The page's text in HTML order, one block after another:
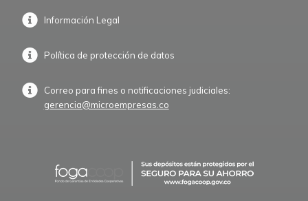
Información Legal
Política de protección de datos
Correo para fines o notificaciones judiciales:
gerencia@microempresas.co